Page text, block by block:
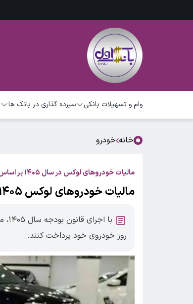
وام و تسهیلات بانکی سپرده گذاری در بانک ها
خانه خودرو
مالیات خودروهای لوکس در سال ۱۴۰۵ بر اساس قانون بودجه
مالیات خودروهای لوکس ۱۴۰۵ اعلام شد + جدول
با
روز خودروی خود پرداخت کنند.